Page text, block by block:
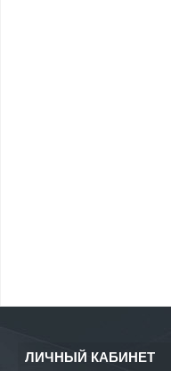
ЛИЧНЫЙ КАБИНЕТ